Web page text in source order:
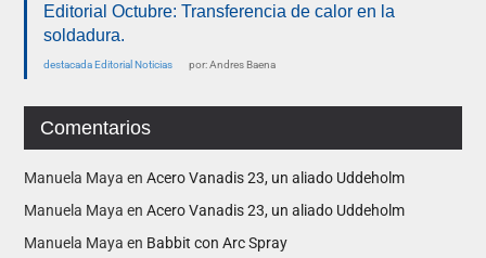
Editorial Octubre: Transferencia de calor en la
soldadura.
destacada Editorial Noticias por: Andres Baena
Comentarios
Manuela Maya enAcero Vanadis 23, un aliado Uddeholm
Manuela Maya enAcero Vanadis 23, un aliado Uddeholm
Manuela Maya en Babbit con Arc Spray